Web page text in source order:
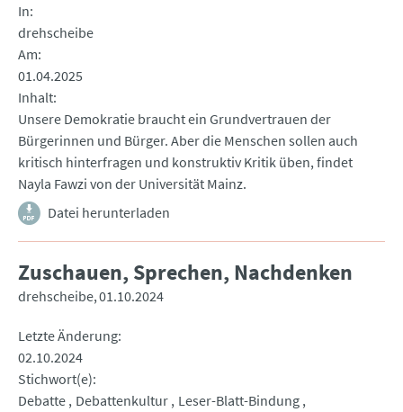
In
drehscheibe
Am
01.04.2025
Inhalt
Unsere Demokratie braucht ein Grundvertrauen der
Bürgerinnen und Bürger. Aber die Menschen sollen auch
kritisch hinterfragen und konstruktiv Kritik üben, findet
Nayla Fawzi von der Universität Mainz.
Datei herunterladen
Zuschauen, Sprechen, Nachdenken
drehscheibe 01.10.2024
Letzte Änderung
02.10.2024
Stichwort(e)
Debatte Debattenkultur Leser-Blatt-Bindung